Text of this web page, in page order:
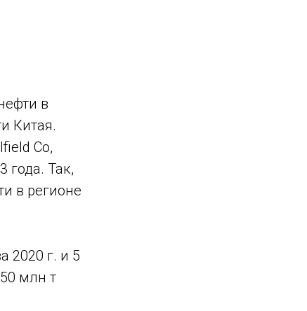
в
Китая.
Co,
года. Так,
в регионе
2020 г. и 5
млн т